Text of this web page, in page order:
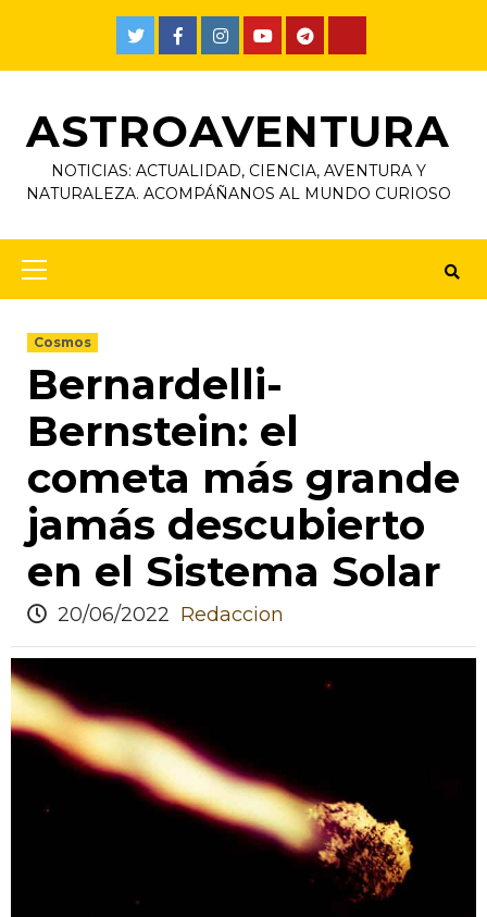
ASTROAVENTURA
NOTICIAS: ACTUALIDAD, CIENCIA, AVENTURA Y
NATURALEZA. ACOMPÁÑANOS AL MUNDO CURIOSO
Cosmos
Bernardelli-
Bernstein: el
cometa más grande
jamás descubierto
en el Sistema Solar
20/06/2022 Redaccion